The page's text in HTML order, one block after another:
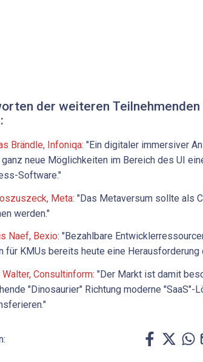
der weiteren Teilnehmenden
Brändle, Infoniqa: "Ein digitaler immersiver
neue Möglichkeiten im Bereich des UI
Software."
Meta: "Das Metaversum sollte als
werden."
Naef, Bexio: "Bezahlbare
für KMUs bereits heute eine Herausforderung
Walter, Consultinform: "Der Markt ist damit
"Dinosaurier" Richtung moderne "SaaS"-